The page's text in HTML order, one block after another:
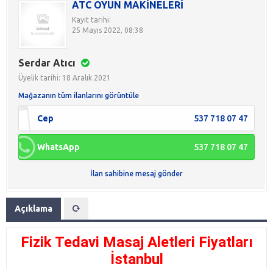
ATC OYUN MAKİNELERİ
Kayıt tarihi:
25 Mayıs 2022, 08:38
Serdar Atıcı
Üyelik tarihi: 18 Aralık 2021
Mağazanın tüm ilanlarını görüntüle
Cep 537 718 07 47
WhatsApp 537 718 07 47
İlan sahibine mesaj gönder
Açıklama
Fizik Tedavi Masaj Aletleri Fiyatları
İstanbul